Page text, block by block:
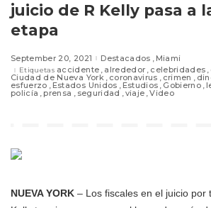
juicio de R Kelly pasa a
etapa
September 20, 2021 Destacados Miami
Etiquetas accidente alrededor celebridades
Ciudad de Nueva York coronavirus crimen
esfuerzo Estados Unidos Estudios Gobierno
policía prensa seguridad viaje Video
NUEVA YORK – Los fiscales en el juicio por